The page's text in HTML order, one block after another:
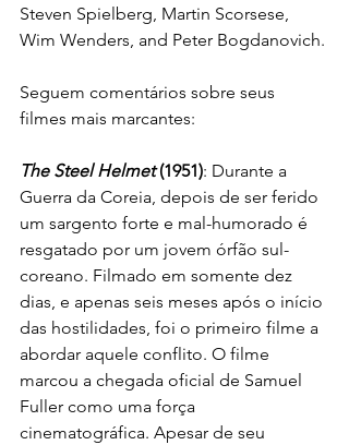
Steven Spielberg, Martin Scorsese,
Wim Wenders, and Peter Bogdanovich.
Seguem comentários sobre seus
filmes mais marcantes:
The Steel Helmet (1951): Durante a
Guerra da Coreia, depois de ser ferido
um sargento forte e mal-humorado é
resgatado por um jovem órfão sul-
coreano. Filmado em somente dez
dias, e apenas seis meses após o início
das hostilidades, foi o primeiro filme a
abordar aquele conflito. O filme
marcou a chegada oficial de Samuel
Fuller como uma força
cinematográfica. Apesar de seu